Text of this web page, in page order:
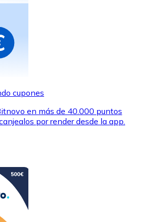
tarjetas regalo
cupones
en más de 40.000 puntos
por render desde la app.